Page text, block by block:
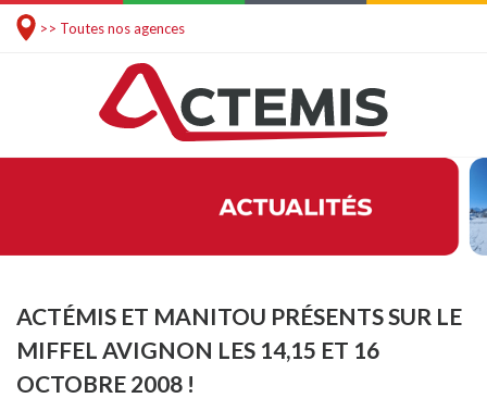
>> Toutes nos agences
ACTÉMIS ET MANITOU PRÉSENTS SUR LE
MIFFEL AVIGNON LES 14,15 ET 16
OCTOBRE 2008 !